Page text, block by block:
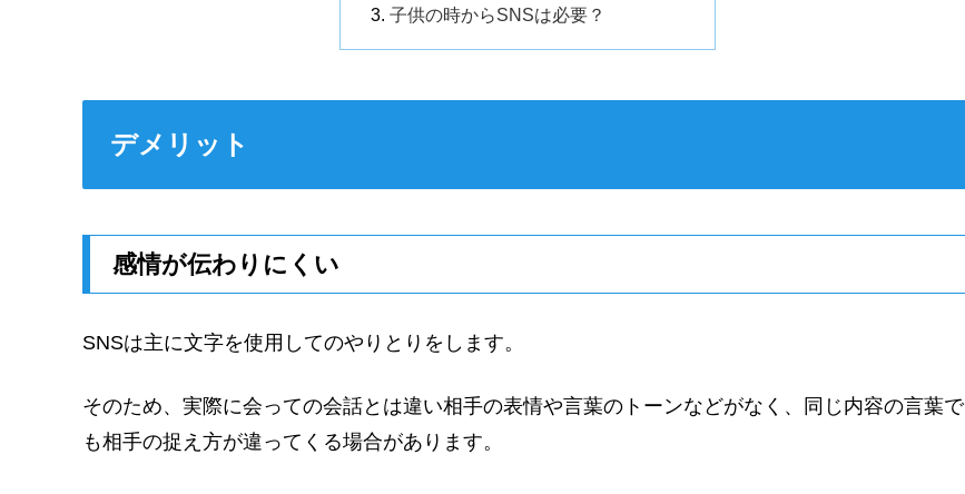
子供の時からSNSは必要？
デメリット
感情が伝わりにくい
SNSは主に文字を使用してのやりとりをします。
そのため、実際に会っての会話とは違い相手の表情や言葉のトーンなどがなく、同じ内容の言葉で
も相手の捉え方が違ってくる場合があります。